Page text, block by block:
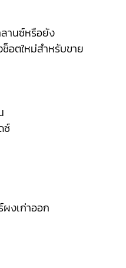
านซ์หรือยัง
อตใหม่สำหรับขาย
ซ์
งเก่าออก